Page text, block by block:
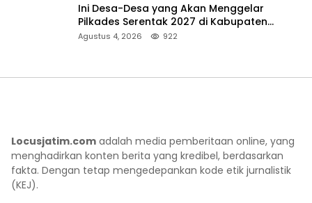
Ini Desa-Desa yang Akan Menggelar
Pilkades Serentak 2027 di Kabupaten
Sumenep
Agustus 4, 2026 922
Locusjatim.com adalah media pemberitaan online, yang
menghadirkan konten berita yang kredibel, berdasarkan
fakta. Dengan tetap mengedepankan kode etik jurnalistik
(KEJ).